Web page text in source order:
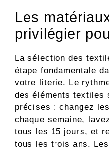
Les
privilégier
La sélection des
étape fondamentale
votre literie. Le
des éléments textiles
précises : changez
chaque semaine,
tous les 15 jours, et
tous les trois ans.